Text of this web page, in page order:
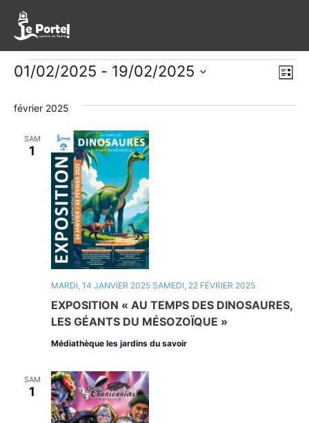
Évènements
par
Liste
01/02/2025 - 19/02/2025
une
février 2025
SAM
1
EXPOSITION « AU TEMPS DES DINOSAURES,
LES GÉANTS DU MÉSOZOÏQUE »
MARDI, 14 JANVIER 2025 SAMEDI, 22 FÉVRIER 2025
Médiathèque les jardins du savoir
SAM
1